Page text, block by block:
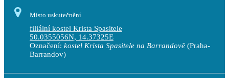
Místo uskutečnění
filiální kostel Krista Spasitele
50.0355056N, 14.37325E
Označení: kostel Krista Spasitele na Barrandově (Praha-
Barrandov)